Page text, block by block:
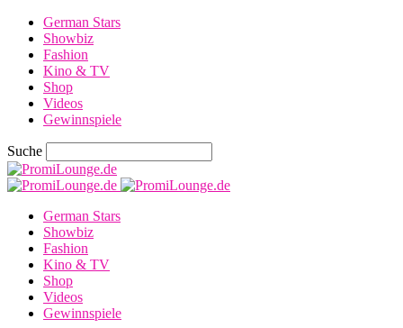
German Stars
Showbiz
Fashion
Kino & TV
Shop
Videos
Gewinnspiele
Suche
German Stars
Showbiz
Fashion
Kino & TV
Shop
Videos
Gewinnspiele